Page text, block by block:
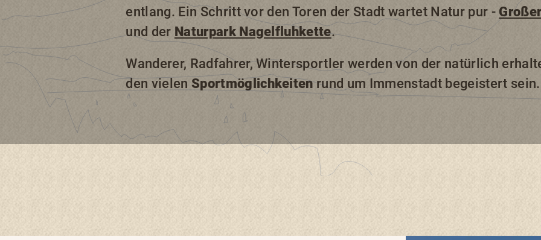
entlang. Ein Schritt vor den Toren der Stadt wartet Natur pur -
und der Naturpark Nagelfluhkette.
Wanderer, Radfahrer, Wintersportler werden von der natürlich
den vielen Sportmöglichkeitenrund um Immenstadt begeistert sein.